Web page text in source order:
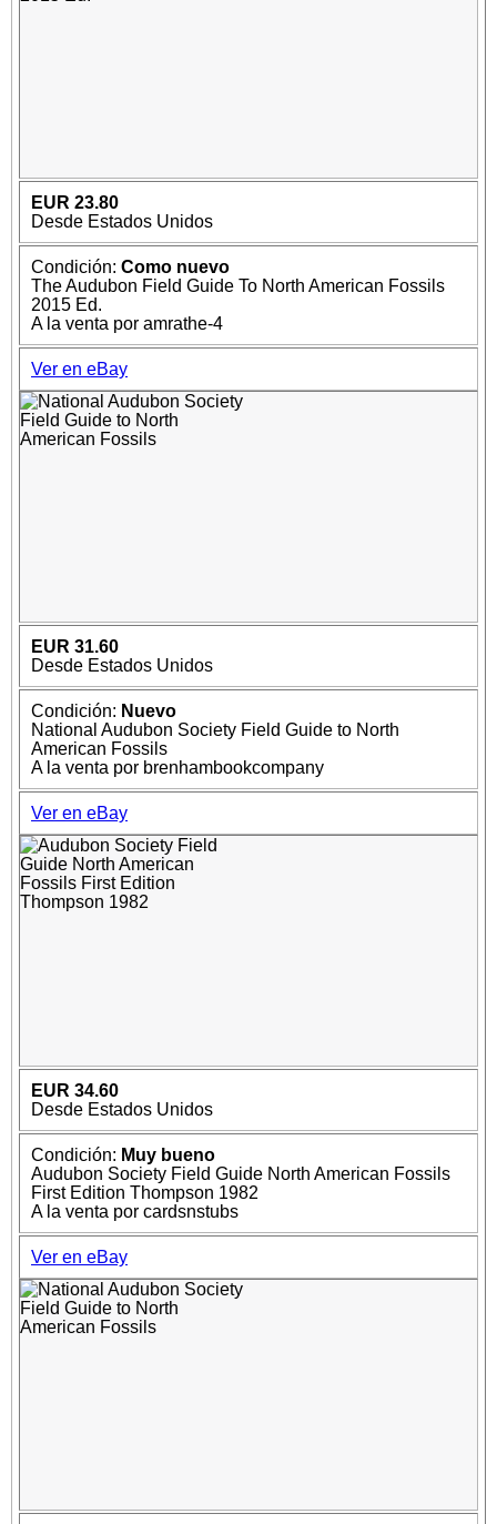
EUR 23.80
Desde Estados Unidos
Condición: Como nuevo
The Audubon Field Guide To North American Fossils
2015 Ed.
A la venta por amrathe-4
Ver en eBay
EUR 31.60
Desde Estados Unidos
Condición: Nuevo
National Audubon Society Field Guide to North
American Fossils
A la venta por brenhambookcompany
Ver en eBay
EUR 34.60
Desde Estados Unidos
Condición: Muy bueno
Audubon Society Field Guide North American Fossils
First Edition Thompson 1982
A la venta por cardsnstubs
Ver en eBay